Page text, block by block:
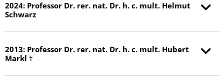
2024: Professor Dr. rer. nat. Dr. h. c. mult. Helmut
Schwarz
2013: Professor Dr. rer. nat. Dr. h. c. mult. Hubert
Markl †